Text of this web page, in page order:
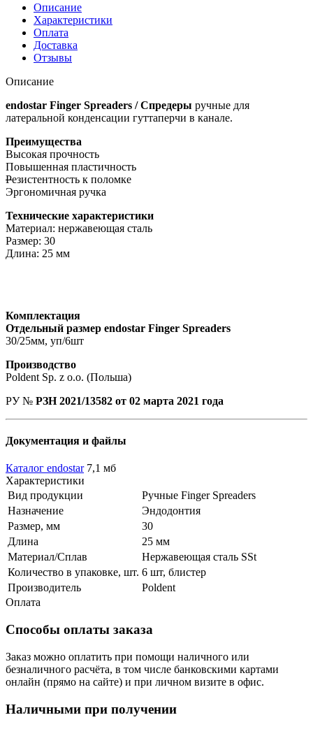
Описание
Характеристики
Оплата
Доставка
Отзывы
Описание
endostar Finger Spreaders / Спредеры ручные для
латеральной конденсации гуттаперчи в канале.
Преимущества
Высокая прочность
Повышенная пластичность
Резистентность к поломке
Эргономичная ручка
Технические характеристики
Материал: нержавеющая сталь
Размер: 30
Длина: 25 мм
Комплектация
Отдельный размер endostar Finger Spreaders
30/25мм, уп/6шт
Производство
Poldent Sp. z o.o. (Польша)
РУ № РЗН 2021/13582 от 02 марта 2021 года
Документация и файлы
Каталог endostar 7,1 мб
Характеристики
Вид продукции
Ручные Finger Spreaders
Назначение
Эндодонтия
Размер, мм
30
Длина
25 мм
Материал/Сплав
Нержавеющая сталь SSt
Количество в упаковке, шт. 6 шт, блистер
Производитель
Poldent
Оплата
Способы оплаты заказа
Заказ можно оплатить при помощи наличного или
безналичного расчёта, в том числе банковскими картами
онлайн (прямо на сайте) и при личном визите в офис.
Наличными при получении